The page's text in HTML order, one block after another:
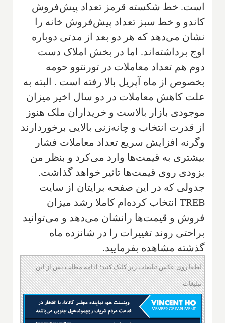
است. خط شکسته قرمز تعداد پيش‌فروش
کاندو و خط سبز تعداد پيش‌فروش خانه را
نشان مى‌دهد که هر دو بعد از مدتى دوباره
اوج برداشته‌اند. اما در بخش املاک دست
دوم هم تعداد معاملات در تورنتوو حومه
بخصوص از ماه آپريل بالا رفته است . البته به
علت کاهش معاملات در دو سال اخير ميزان
موجودى بازار بالاست و خريداران ملک هنوز
از قدرت انتخاب و چانه‌زنى بالايى برخوردارند
و‌گرنه افزايش سريع تعداد معاملات فشار
بيشترى به قيمت‌ها وارد مى‌کرد و بنظر من
بزودى روى قيمت‌ها تاثير خواهد گذاشت.
جدولى که در اين صفحه برايتان از سايت
TREB انتخاب کرده‌ام کاملا رشد ميزان
فروش و قيمت‌ها رانشان مى‌دهد و مى‌توانيد
براحتى روند تغييرات را در شانزده ماه
گذشته مشاهده بفرماييد.
لطفا روی عکس تبلیغات زیر کلیک کنید؛ ادامه مطلب پس از این
تبلیغات